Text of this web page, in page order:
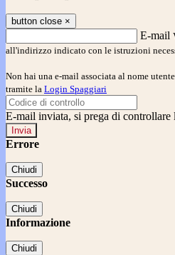
button close ×
E-mail
all'indirizzo indicato con le istruzioni
Non hai una e-mail associata al nome
tramite la Login Spaggiari
E-mail inviata, si prega di controllare
Errore
Chiudi
Successo
Chiudi
Informazione
Chiudi